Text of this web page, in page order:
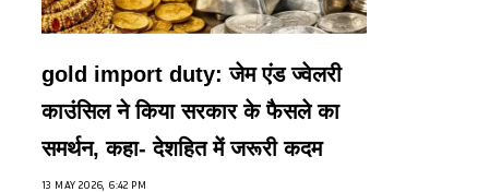
gold import duty: जेम एंड ज्वेलरी
काउंसिल ने किया सरकार के फैसले का
समर्थन, कहा- देशहित में जरूरी कदम
13 MAY 2026, 6:42 PM